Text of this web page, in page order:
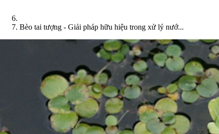
Bèo tai tượng - Giải pháp hữu hiệu trong xử lý nướ...